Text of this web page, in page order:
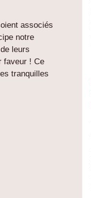
associés
notre
leurs
faveur ! Ce
tranquilles